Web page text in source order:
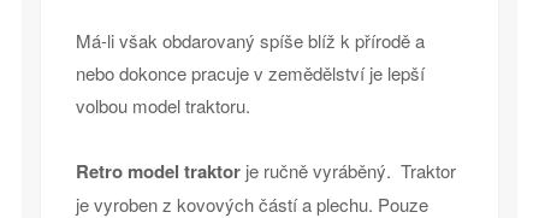
Má-li však obdarovaný spíše blíž k přírodě a
nebo dokonce pracuje v zemědělství je lepší
volbou model traktoru.
Retro model traktor je ručně vyráběný. Traktor
je vyroben z kovových částí a plechu. Pouze